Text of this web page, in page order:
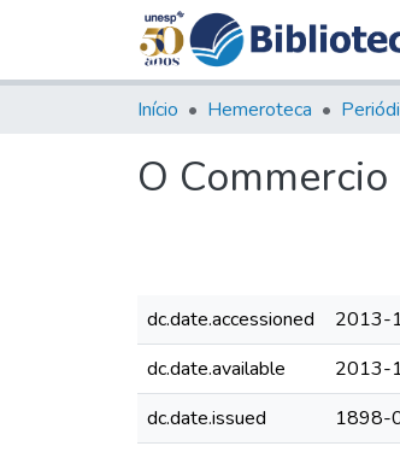
Início Hemeroteca
O
dc.date.accessioned
2013-
dc.date.available
2013-
dc.date.issued
1898-